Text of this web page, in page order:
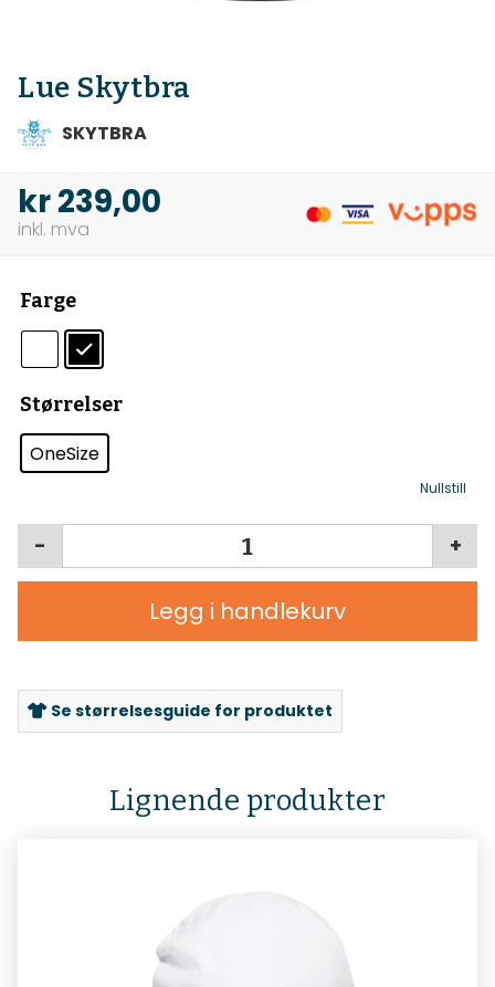
Lue Skytbra
SKYTBRA
kr239,00
Farge
Størrelser
OneSize
Nullstill
+
-
Legg i handlekurv
Se størrelsesguide for produktet
Lignende produkter